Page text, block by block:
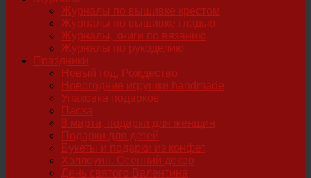
Журналы по вышивке крестом
Журналы по вышивке гладью
Журналы, книги по вязанию
Журналы по рукоделию
Праздники
Новый год, Рождество
Новогодние игрушки handmade
Упаковка подарков
Пасха
8 марта, подарки для женщин
Подарки для детей
Букеты и подарки из конфет
Хэллоуин. Осенний декор
День святого Валентина